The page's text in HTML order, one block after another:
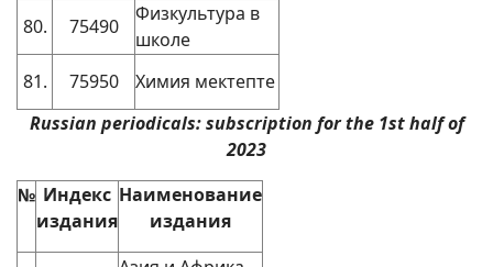
80. 75490
Физкультура в
школе
81.
75950
Химия мектепте
Russian periodicals: subscription for the 1st half of
2023
№ Индекс
издания
Наименование
издания